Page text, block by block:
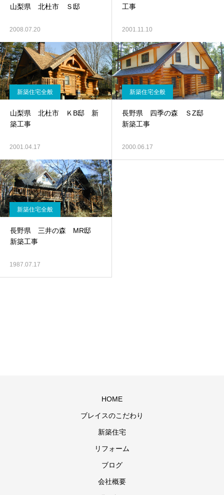
山梨県 北杜市 Ｓ邸
2008.07.20
工事
2001.11.10
新築住宅全般
山梨県 北杜市 ＫB邸 新
築工事
2001.04.17
新築住宅全般
長野県 四季の森 ＳZ邸
新築工事
2000.06.17
新築住宅全般
長野県 三井の森 MR邸
新築工事
1987.07.17
HOME
ブレイスのこだわり
新築住宅
リフォーム
ブログ
会社概要